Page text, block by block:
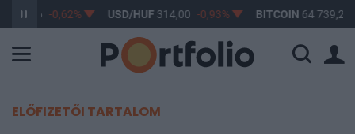
363,16 -0,62% USD/HUF314,00 -0,93% BITCOIN64 739,23
ELŐFIZETŐI TARTALOM